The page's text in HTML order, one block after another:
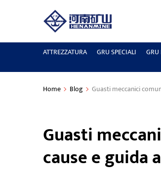
ATTREZZATURA GRU SPECIALI GRU
Home Blog Guasti meccanici
Guasti
cause e guida